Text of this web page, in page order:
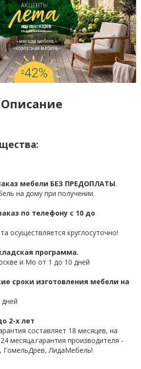
Описание
мебели БЕЗ ПРЕДОПЛАТЫ.
на дому при получении.
по телефону с 10 до
осуществляется круглосуточно!
программа.
и Мо от 1 до 10 дней
сроки изготовления мебели на
2-х лет
составляет 18 месяцев, на
месяца.гарантия производителя -
ГомельДрев, ЛидаМебель!